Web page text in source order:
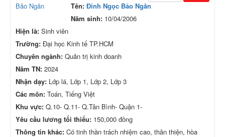
Tên: Đinh Ngọc Bảo Ngân
Năm sinh: 10/04/2006
Hiện là: Sinh viên
Trường: Đại học Kinh tế TP.HCM
Chuyên ngành: Quản trị kinh doanh
Năm TN: 2024
Nhận dạy: Lớp lá, Lớp 1, Lớp 2, Lớp 3
Các môn: Toán, Tiếng Việt
Khu vực: Q.10- Q.11- Q.Tân Bình- Quận 1-
Yêu cầu lương tối thiểu: 150,000 đồng
Thông tin khác: Có tinh thần trách nhiệm cao, thân thiện, hòa